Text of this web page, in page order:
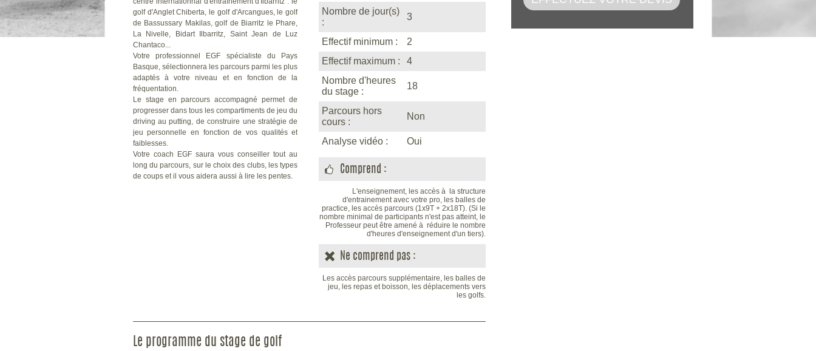
Nombre de jour(s)
:
3
Effectif minimum :
2
Effectif maximum :
4
Nombre d'heures
du stage :
18
Parcours hors
cours :
Non
Analyse vidéo : Oui
Comprend :
L'enseignement, les accès à la structure
d'entrainement avec votre pro, les balles de
practice, les accès parcours (1x9T + 2x18T). (Si le
nombre minimal de participants n'est pas atteint, le
Professeur peut être amené à réduire le nombre
d'heures d'enseignement d'un tiers).
Ne comprend pas :
Les accès parcours supplémentaire, les balles de
jeu, les repas et boisson, les déplacements vers
les golfs.
golf d'Anglet Chiberta, le golf d'Arcangues, le golf
de Bassussary Makilas, golf de Biarritz le Phare,
La Nivelle, Bidart Ilbarritz, Saint Jean de Luz
Chantaco...
Votre professionnel EGF spécialiste du Pays
Basque, sélectionnera les parcours parmi les plus
adaptés à votre niveau et en fonction de la
fréquentation.
Le stage en parcours accompagné permet de
progresser dans tous les compartiments de jeu du
driving au putting, de construire une stratégie de
jeu personnelle en fonction de vos qualités et
faiblesses.
Votre coach EGF saura vous conseiller tout au
long du parcours, sur le choix des clubs, les types
de coups et il vous aidera aussi à lire les pentes.
Le programme du stage de golf